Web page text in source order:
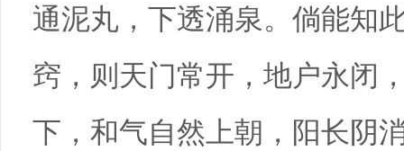
通泥丸，下透涌泉。倘能知
窍，则天门常开，地户永闭
下，和气自然上朝，阳长阴